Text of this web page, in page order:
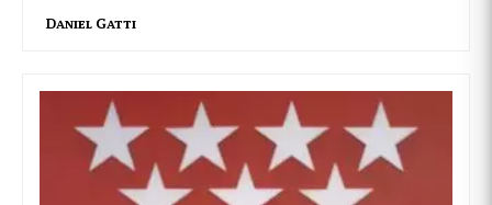
Daniel Gatti